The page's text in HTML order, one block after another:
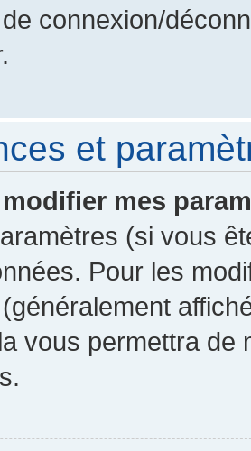
connexion/
et
mes
(si vous
Pour les
vous permettra de